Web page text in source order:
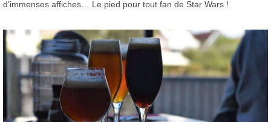
d’immenses affiches… Le pied pour tout fan de Star Wars !